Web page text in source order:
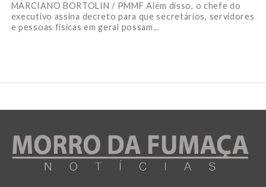
MARCIANO BORTOLIN / PMMF Além disso, o chefe do
executivo assina decreto para que secretários, servidores
e pessoas físicas em geral possam...